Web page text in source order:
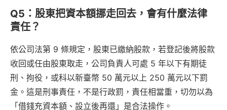
Q5：股東把資本額挪走回去，會有什麼法律
責任？
依公司法第 9 條規定，股東已繳納股款，若登記後將股款
收回或任由股東取走，公司負責人可處 5 年以下有期徒
刑、拘役，或科以新臺幣 50 萬元以上 250 萬元以下罰
金。這是刑事責任，不是行政罰，責任相當重，切勿以為
「借錢充資本額、設立後再還」是合法操作。